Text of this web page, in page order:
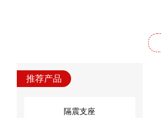
推荐产品
隔震支座